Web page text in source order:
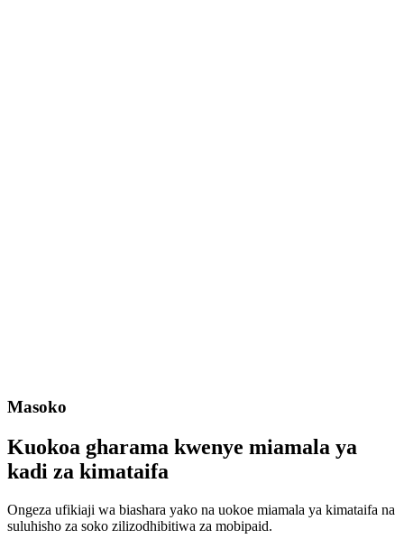
Masoko
Kuokoa gharama kwenye miamala ya
kadi za kimataifa
Ongeza ufikiaji wa biashara yako na uokoe miamala ya kimataifa na
suluhisho za soko zilizodhibitiwa za mobipaid.